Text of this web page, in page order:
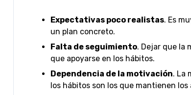
Expectativas poco realistas. Es
un plan concreto.
Falta de seguimiento. Dejar que la
que apoyarse en los hábitos.
Dependencia de la motivación. La
los hábitos son los que mantienen los